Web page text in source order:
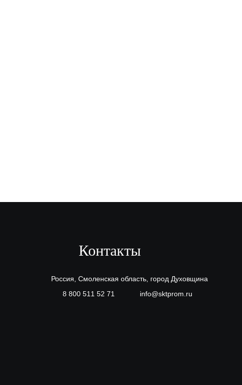
Контакты
Россия, Смоленская область, город Духовщина
8 800 511 52 71
info@sktprom.ru